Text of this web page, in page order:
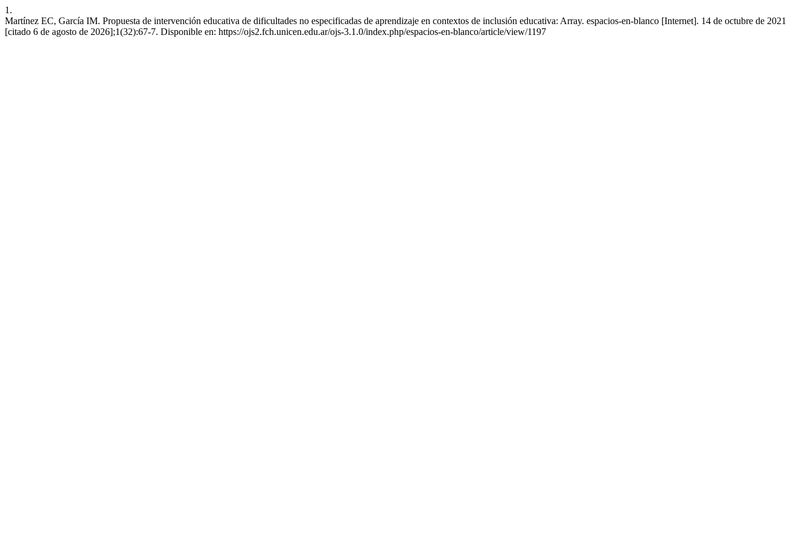
1.
Martínez EC, García IM. Propuesta de intervención educativa de dificultades no especificadas de aprendizaje en contextos de inclusión educativa: Array. espacios-en-blanco [Internet]. 14 de octubre de 2021
[citado 6 de agosto de 2026];1(32):67-7. Disponible en: https://ojs2.fch.unicen.edu.ar/ojs-3.1.0/index.php/espacios-en-blanco/article/view/1197